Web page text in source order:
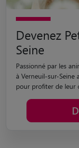
Devenez
Seine
Passionné par les
à Verneuil-sur-Seine
pour profiter de leur